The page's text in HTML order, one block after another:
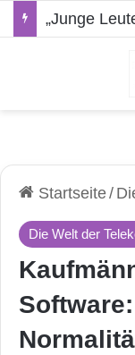
Startseite/
Die Welt der